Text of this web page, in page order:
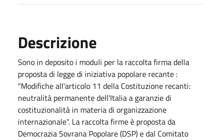
Descrizione
Sono in deposito i moduli per la raccolta firma della
proposta di legge di iniziativa popolare recante :
"Modifiche all'articolo 11 della Costituzione recanti:
neutralità permanente dell'Italia a garanzie di
costituzionalità in materia di organizzazione
internazionale". La raccolta firme è proposta da
Democrazia Sovrana Popolare (DSP) e dal Comitato